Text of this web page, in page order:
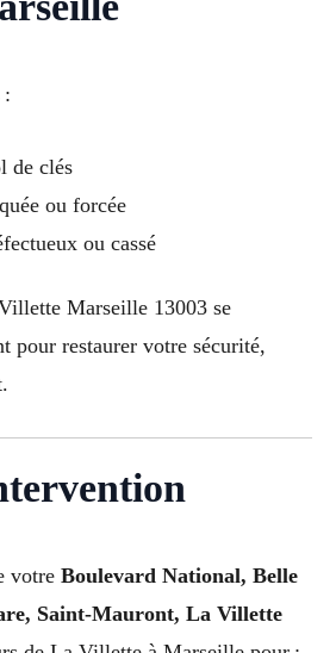
:
de clés
ou forcée
ou cassé
Marseille 13003 se
pour restaurer votre sécurité,
votre Boulevard National, Belle
Saint-Mauront, La Villette